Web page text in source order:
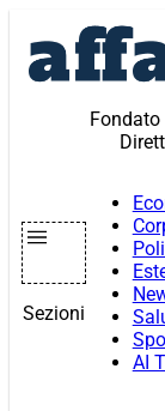
contenuto
Sezioni
AI